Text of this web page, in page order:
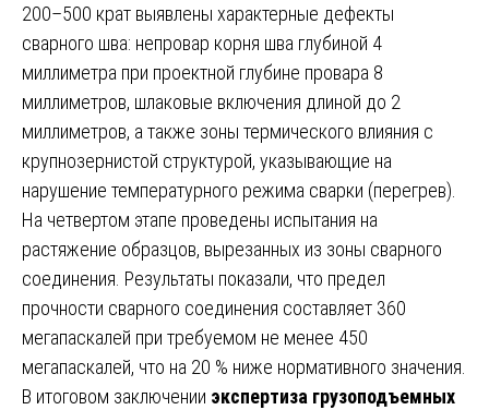
200–500 крат выявлены характерные дефекты
сварного шва: непровар корня шва глубиной 4
миллиметра при проектной глубине провара 8
миллиметров, шлаковые включения длиной до 2
миллиметров, а также зоны термического влияния с
крупнозернистой структурой, указывающие на
нарушение температурного режима сварки (перегрев).
На четвертом этапе проведены испытания на
растяжение образцов, вырезанных из зоны сварного
соединения. Результаты показали, что предел
прочности сварного соединения составляет 360
мегапаскалей при требуемом не менее 450
мегапаскалей, что на 20 % ниже нормативного значения.
В итоговом заключении экспертиза грузоподъемных